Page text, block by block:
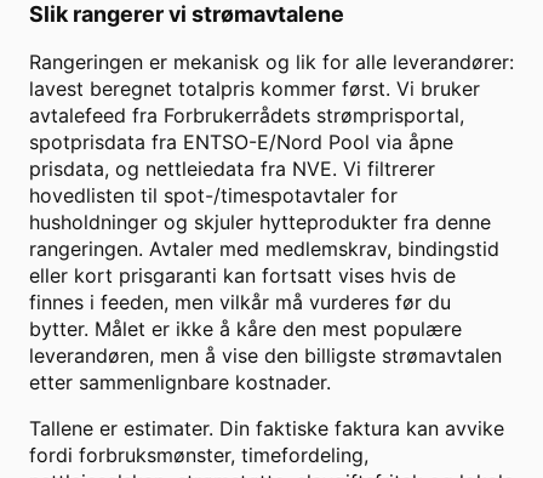
Slik rangerer vi strømavtalene
Rangeringen er mekanisk og lik for alle leverandører:
lavest beregnet totalpris kommer først. Vi bruker
avtalefeed fra Forbrukerrådets strømprisportal,
spotprisdata fra ENTSO-E/Nord Pool via åpne
prisdata, og nettleiedata fra NVE. Vi filtrerer
hovedlisten til spot-/timespotavtaler for
husholdninger og skjuler hytteprodukter fra denne
rangeringen. Avtaler med medlemskrav, bindingstid
eller kort prisgaranti kan fortsatt vises hvis de
finnes i feeden, men vilkår må vurderes før du
bytter. Målet er ikke å kåre den mest populære
leverandøren, men å vise den billigste strømavtalen
etter sammenlignbare kostnader.
Tallene er estimater. Din faktiske faktura kan avvike
fordi forbruksmønster, timefordeling,